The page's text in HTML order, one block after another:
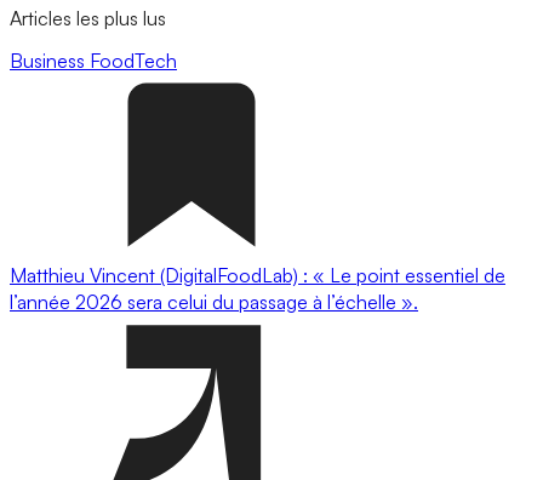
Articles les plus lus
Business FoodTech
Matthieu Vincent (DigitalFoodLab) : « Le point essentiel de
l’année 2026 sera celui du passage à l’échelle ».